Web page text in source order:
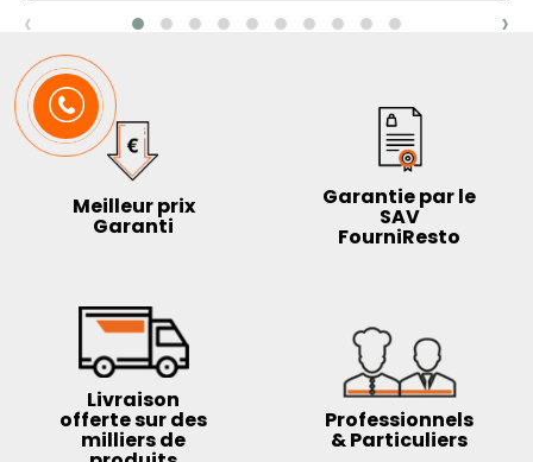
‹ ›
Meilleur prix
Garanti
Garantie par le
SAV
FourniResto
Livraison
offerte sur des
milliers de
Professionnels
& Particuliers